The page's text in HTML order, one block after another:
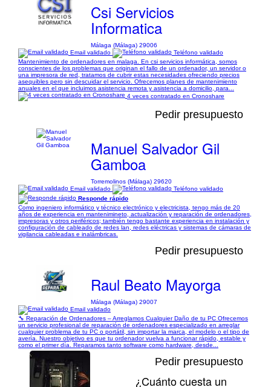
Csi Servicios
Informatica
Málaga (Málaga) 29006
Email validado
Teléfono validado
Mantenimiento de ordenadores en malaga. En csi servicios informática, somos
conscientes de los problemas que originan el fallo de un ordenador, un servidor o
una impresora de red, tratamos de cubrir estas necesidades ofreciendo precios
asequibles pero sin descuidar el servicio. Ofrecemos planes de mantenimiento
anuales en el que incluimos asistencia remota y asistencia a domicilio, para...
4 veces contratado en Cronoshare
Pedir presupuesto
Manuel Salvador Gil
Gamboa
Torremolinos (Málaga) 29620
Email validado
Teléfono validado
Responde rápido
Como ingeniero informático y técnico electrónico y electricista, tengo más de 20
años de experiencia en mantenimineto, actualización y reparación de ordenadores,
impresoras y otros periféricos; también tengo bastante experiencia en instalación y
configuración de cableado de redes lan, redes eléctricas y sistemas de cámaras de
vigilancia cableadas e inalámbricas.
Pedir presupuesto
Raul Beato Mayorga
Málaga (Málaga) 29007
Email validado
🔧 Reparación de Ordenadores – Arreglamos Cualquier Daño de tu PC Ofrecemos
un servicio profesional de reparación de ordenadores especializado en arreglar
cualquier problema de tu PC o portátil, sin importar la marca, el modelo o el tipo de
avería. Nuestro objetivo es que tu ordenador vuelva a funcionar rápido, estable y
como el primer día. Reparamos tanto software como hardware, desde...
Pedir presupuesto
¿Cuánto cuesta un